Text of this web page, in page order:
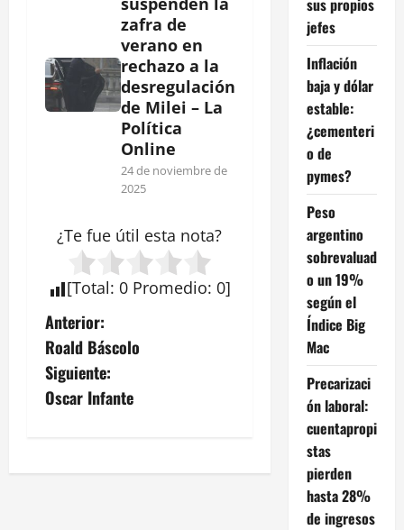
zafra de
verano en
rechazo a la
desregulación
de Milei – La
Política
Online
24 de noviembre de
2025
¿Te fue útil esta nota?
[Total: 0 Promedio: 0]
N
a
v
g
Anterior:
Roald Báscolo
Siguiente:
Oscar Infante
jefes
Inflación
baja y dólar
estable:
¿cementeri
o de
pymes?
Peso
argentino
sobrevaluad
o un 19%
según el
Índice Big
Mac
Precarizaci
ón laboral:
cuentapropi
stas
pierden
hasta 28%
de ingresos